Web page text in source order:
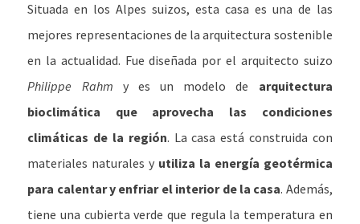
Situada en los Alpes suizos, esta casa es una de las
mejores representaciones de la arquitectura sostenible
en la actualidad. Fue diseñada por el arquitecto suizo
Philippe Rahm y es un modelo de arquitectura
bioclimática que aprovecha las condiciones
climáticas de la región. La casa está construida con
materiales naturales y utiliza la energía geotérmica
para calentar y enfriar el interior de la casa. Además,
tiene una cubierta verde que regula la temperatura en